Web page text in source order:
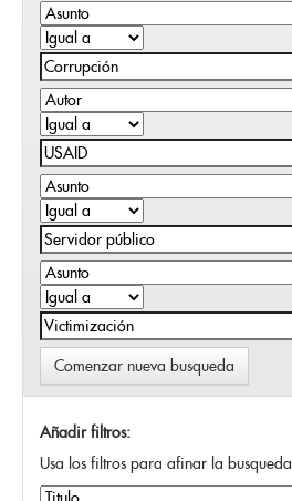
Comenzar nueva busqueda
Añadir filtros:
Usa los filtros para afinar la busqueda.